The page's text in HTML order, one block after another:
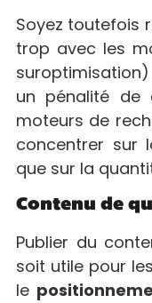
Soyez toutefois
trop avec les
un pénalité de
moteurs de
concentrer sur
que sur la
Contenu de
Publier du
soit utile pour
le